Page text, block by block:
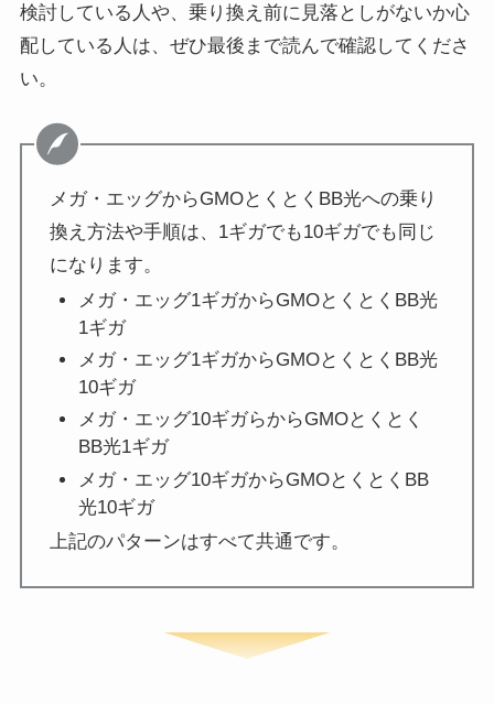
検討している人や、乗り換え前に見落としがないか心
配している人は、ぜひ最後まで読んで確認してくださ
い。
メガ・エッグからGMOとくとくBB光への乗り
換え方法や手順は、1ギガでも10ギガでも同じ
になります。
メガ・エッグ1ギガからGMOとくとくBB光
1ギガ
メガ・エッグ1ギガからGMOとくとくBB光
10ギガ
メガ・エッグ10ギガらからGMOとくとく
BB光1ギガ
メガ・エッグ10ギガからGMOとくとくBB
光10ギガ
上記のパターンはすべて共通です。